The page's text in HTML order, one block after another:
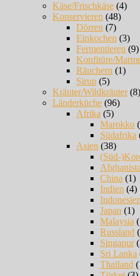
Käse/Frischkäse (4)
Konservieren (48)
Dörren (7)
Einkochen (3)
Fermentieren (9)
Konfitüre/
Räuchern (1)
Sirup (5)
Kräuter/Wildkräuter(8)
Länderküche (96)
Afrika (5)
Marokko
Südafrika
Asien (38)
(Süd-
China (1)
Indien (4)
Indonesien
Japan (1)
Malaysia
Russland
Singapur
Sri Lanka
Thailand